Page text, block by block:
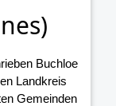
Buchloe
Landkreis
Gemeinden